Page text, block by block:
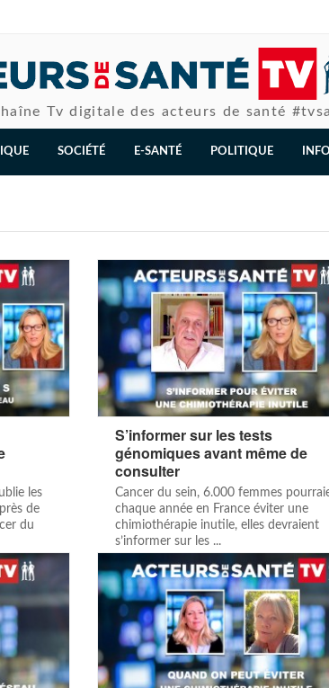
Tv digitale des acteurs de santé
SOCIÉTÉ E-SANTÉ POLITIQUE
les
de
du
S’informer sur les tests
génomiques avant même de
consulter
Cancer du sein, 6.000 femmes
chaque année en France éviter une
chimiothérapie inutile, elles devraient
s’informer sur les ...